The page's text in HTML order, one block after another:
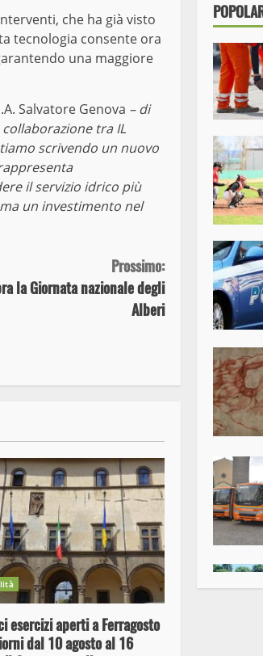
che ha già visto
tecnologia consente ora
una maggiore
Salvatore Genova – di
tra IL
scrivendo un nuovo
il servizio idrico più
un investimento nel
Prossimo:
la Giornata nazionale degli
Alberi
esercizi aperti a Ferragosto
dal 10 agosto al 16